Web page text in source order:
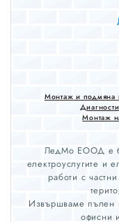
Монтаж и подмяна
Монтаж
ЛедМо ЕООД е
електроуслугите и
работи с
Извършваме пълен
офисни